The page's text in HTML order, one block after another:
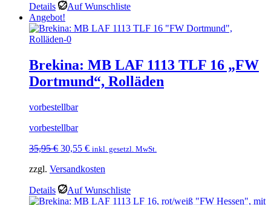
Details
Auf Wunschliste
Angebot!
Brekina: MB LAF 1113 TLF 16 „FW
Dortmund“, Rolläden
vorbestellbar
vorbestellbar
35,95€ Ursprünglicher
war:
30,55 €Aktueller
ist:
inkl. gesetzl. MwSt.
zzgl. Versandkosten
Details Auf Wunschliste